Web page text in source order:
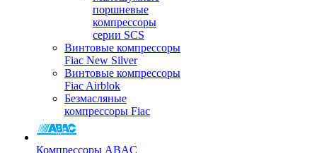
поршневые
компрессоры
серии SCS
Винтовые компрессоры
Fiac New Silver
Винтовые компрессоры
Fiac Airblok
Безмасляные
компрессоры Fiac
Компрессоры ABAC